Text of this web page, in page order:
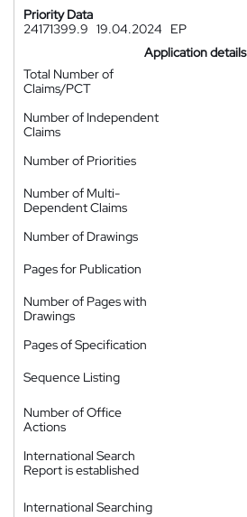
Priority Data
24171399.9 19.04.2024
EP
Application details
Total Number of
Claims/PCT
Number of Independent
Claims
Number of Priorities
Number of Multi-
Dependent Claims
Number of Drawings
Pages for Publication
Number of Pages with
Drawings
Pages of Specification
Sequence Listing
Number of Office
Actions
International Search
Report is established
International Searching